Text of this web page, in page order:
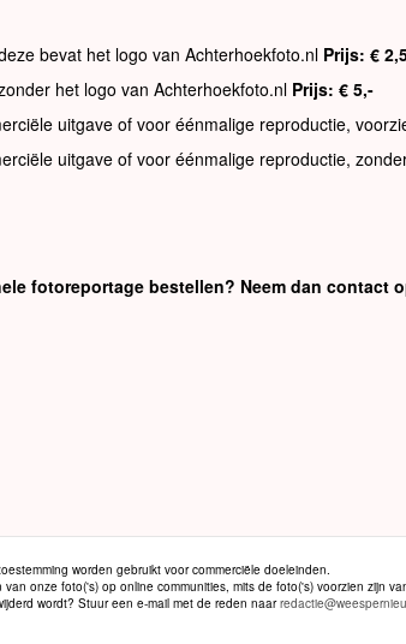
bevat het logo van Achterhoekfoto.nl Prijs: €
het logo van Achterhoekfoto.nl Prijs: € 5,-
uitgave of voor éénmalige reproductie,
uitgave of voor éénmalige reproductie,
fotoreportage bestellen? Neem dan contact
worden gebruikt voor commerciële doeleinden.
onze foto('s) op online communities, mits de foto('s) voorzien zijn
wordt? Stuur een e-mail met de reden naar